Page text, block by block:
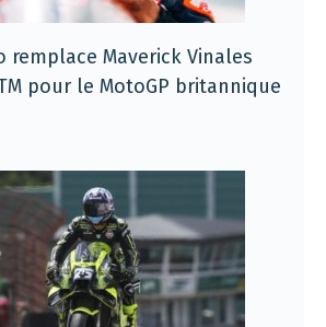
remplace Maverick Vinales
pour le MotoGP britannique